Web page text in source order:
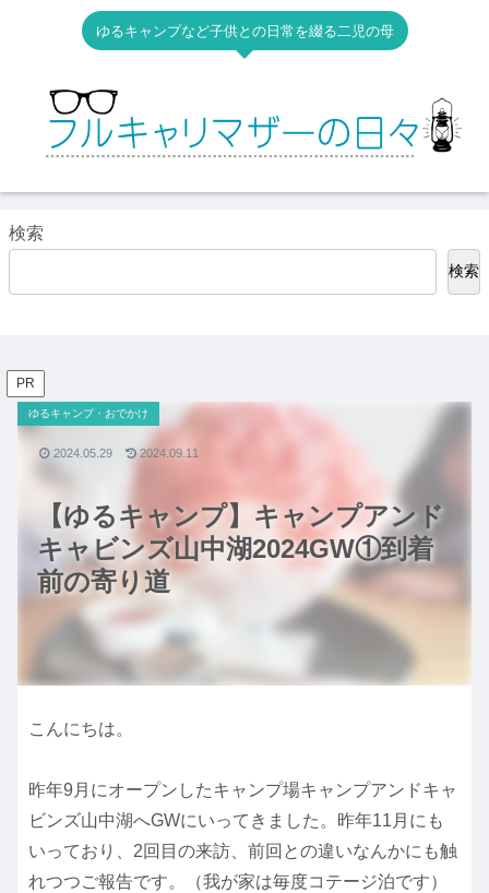
ゆるキャンプなど子供との日常を綴る二児の母
検索
検索
PR
【ゆるキャンプ】キャンプアンド
キャビンズ山中湖2024GW①到着
前の寄り道
ゆるキャンプ・おでかけ
2024.05.29 2024.09.11
こんにちは。
昨年9月にオープンしたキャンプ場キャンプアンドキャ
ビンズ山中湖へGWにいってきました。昨年11月にも
いっており、2回目の来訪、前回との違いなんかにも触
れつつご報告です。（我が家は毎度コテージ泊です）